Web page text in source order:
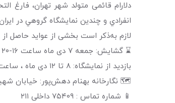
دلارام قائمی متولد شهر تهران،
انفرادي و چندين نمايشگاه گروهي در
لازم به‌ذکر است بخشی از عوايد حاصل
⌛ گشایش: جمعه ۷ دی ماه ساعت ۱۶-۲۰
بازدید از نمایشگاه: ۸ تا ۱۲ دی ماه ، ساعت ۱۱-۱۹
🗺 نگارخانه بهنام دهش‌پور: خیابان
📱 شماره تماس : ۷۵۴۰۹ داخلی ۲۱۱